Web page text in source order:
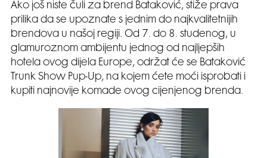
Ako još niste čuli za brend Bataković, stiže prava
prilika da se upoznate s jednim do najkvalitetnijih
brendova u našoj regiji. Od 7. do 8. studenog, u
glamuroznom ambijentu jednog od najljepših
hotela ovog dijela Europe, održat će se Bataković
Trunk Show Pup-Up, na kojem ćete moći isprobati i
kupiti najnovije komade ovog cijenjenog brenda.